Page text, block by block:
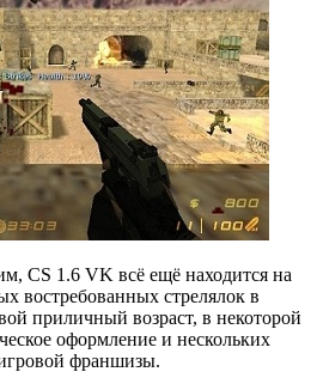
CS 1.6 VK всё ещё находится на
востребованных стрелялок в
приличный возраст, в некоторой
оформление и нескольких
франшизы.